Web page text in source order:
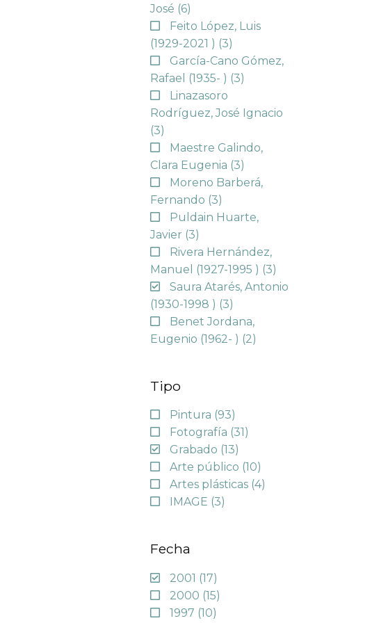
José (6)
Feito López, Luis
(1929-2021 ) (3)
García-Cano Gómez,
Rafael (1935- ) (3)
Linazasoro
Rodríguez, José Ignacio
(3)
Maestre Galindo,
Clara Eugenia (3)
Moreno Barberá,
Fernando (3)
Puldain Huarte,
Javier (3)
Rivera Hernández,
Manuel (1927-1995 ) (3)
Saura Atarés, Antonio
(1930-1998 ) (3)
Benet Jordana,
Eugenio (1962- ) (2)
Tipo
Pintura (93)
Fotografía (31)
Grabado (13)
Arte público (10)
Artes plásticas (4)
IMAGE (3)
Fecha
2001 (17)
2000 (15)
1997 (10)